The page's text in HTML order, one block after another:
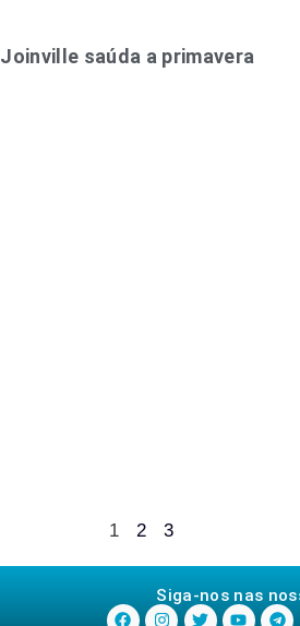
Joinville saúda a primavera
1 2 3
Siga-nos nas